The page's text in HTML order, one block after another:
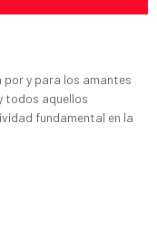
y para los amantes
todos aquellos
fundamental en la